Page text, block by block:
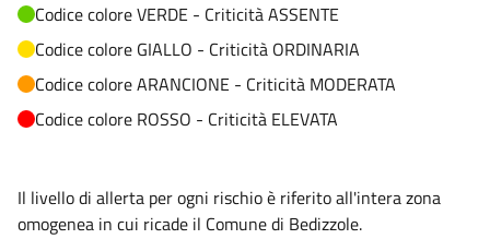
Codice colore VERDE - Criticità ASSENTE
Codice colore GIALLO - Criticità ORDINARIA
Codice colore ARANCIONE - Criticità MODERATA
Codice colore ROSSO - Criticità ELEVATA
Il livello di allerta per ogni rischio è riferito all'intera zona
omogenea in cui ricade il Comune di Bedizzole.